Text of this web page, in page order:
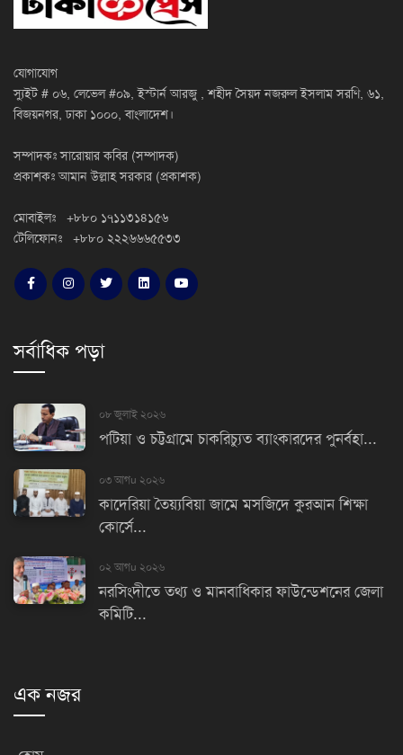
যোগাযোগ
স্যুইট # ০৬, লেভেল #০৯, ইস্টার্ন আরজু , শহীদ সৈয়দ নজরুল ইসলাম সরণি, ৬১,
বিজয়নগর, ঢাকা ১০০০, বাংলাদেশ।
সম্পাদকঃ সারোয়ার কবির (সম্পাদক)
প্রকাশকঃ আমান উল্লাহ সরকার (প্রকাশক)
মোবাইলঃ +৮৮০ ১৭১১৩১৪১৫৬
টেলিফোনঃ +৮৮০ ২২২৬৬৬৫৫৩৩
সর্বাধিক পড়া
০৮ জুলাই ২০২৬
পটিয়া ও চট্টগ্রামে চাকরিচ্যুত ব্যাংকারদের পুনর্বহা...
০৩ আগu ২০২৬
কাদেরিয়া তৈয়্যবিয়া জামে মসজিদে কুরআন শিক্ষা
কোর্সে...
০২ আগu ২০২৬
নরসিংদীতে তথ্য ও মানবাধিকার ফাউন্ডেশনের জেলা
কমিটি...
এক নজর